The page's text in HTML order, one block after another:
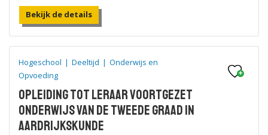
Bekijk de details
Hogeschool | Deeltijd | Onderwijs en
Opvoeding
Opleiding tot leraar voortgezet
onderwijs van de tweede graad in
Aardrijkskunde